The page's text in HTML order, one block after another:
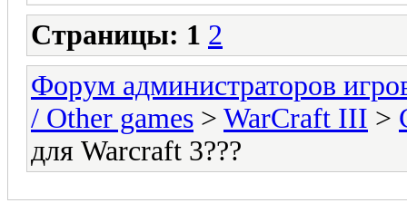
Страницы: 1 2
Форум администраторов
/ Other games > WarCraft III >
для Warcraft 3???